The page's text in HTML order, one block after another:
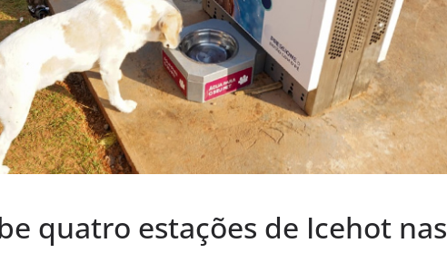
quatro estações de Icehot nas